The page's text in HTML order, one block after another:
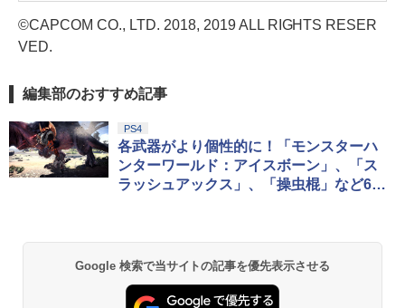
©CAPCOM CO., LTD. 2018, 2019 ALL RIGHTS RESER
VED.
編集部のおすすめ記事
PS4
各武器がより個性的に！「モンスターハ
ンターワールド：アイスボーン」、「ス
ラッシュアックス」、「操虫棍」など6武
Google 検索で当サイトの記事を優先表示させる